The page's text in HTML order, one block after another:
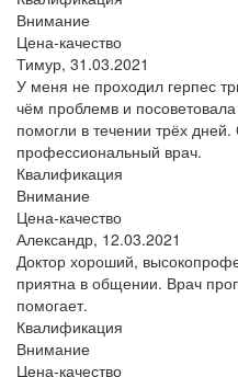
Внимание
Цена-качество
Тимур, 31.03.2021
У меня не проходил герпес
чём проблемв и
помогли в течении трёх
профессиональный врач.
Квалификация
Внимание
Цена-качество
Александр, 12.03.2021
Доктор хороший,
приятна в общении. Врач
помогает.
Квалификация
Внимание
Цена-качество